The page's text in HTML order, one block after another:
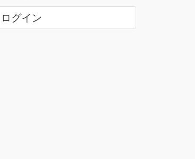
ログイン